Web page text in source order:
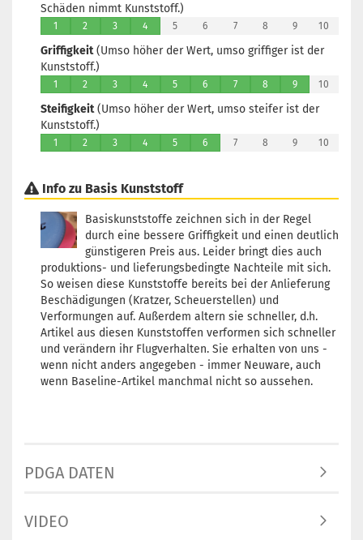
Schäden nimmt Kunststoff.)
1 2 3 4 5 6 7 8 9 10
Griffigkeit(Umso höher der Wert, umso griffiger ist der
Kunststoff.)
1 2 3 4 5 6 7 8 9 10
Steifigkeit(Umso höher der Wert, umso steifer ist der
Kunststoff.)
1 2 3 4 5 6 7 8 9 10
Info zu Basis Kunststoff
Basiskunststoffe zeichnen sich in der Regel
durch eine bessere Griffigkeit und einen deutlich
günstigeren Preis aus. Leider bringt dies auch
produktions- und lieferungsbedingte Nachteile mit sich.
So weisen diese Kunststoffe bereits bei der Anlieferung
Beschädigungen (Kratzer, Scheuerstellen) und
Verformungen auf. Außerdem altern sie schneller, d.h.
Artikel aus diesen Kunststoffen verformen sich schneller
und verändern ihr Flugverhalten. Sie erhalten von uns -
wenn nicht anders angegeben - immer Neuware, auch
wenn Baseline-Artikel manchmal nicht so aussehen.
PDGA DATEN
VIDEO